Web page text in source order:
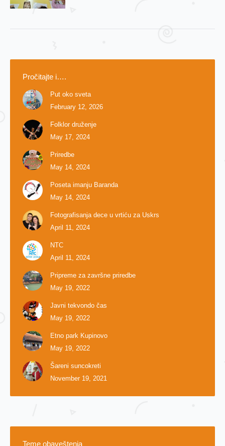
Pročitajte i….
Put oko sveta
February 12, 2026
Folklor druženje
May 17, 2024
Priredbe
May 14, 2024
Poseta imanju Baranda
May 14, 2024
Fotografisanja dece u vrtiću za Uskrs
April 11, 2024
NTC
April 11, 2024
Pripreme za završne priredbe
May 19, 2022
Javni tekvondo čas
May 19, 2022
Etno park Kupinovo
May 19, 2022
Šareni suncokreti
November 19, 2021
Teme obaveštenja